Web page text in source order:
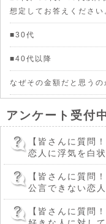
想定してお答えください
■30代
■40代以降
なぜその金額だと思うの
アンケート受付
【皆さんに質問！
恋人に浮気を白
【皆さんに質問！
公言できない恋
【皆さんに質問！